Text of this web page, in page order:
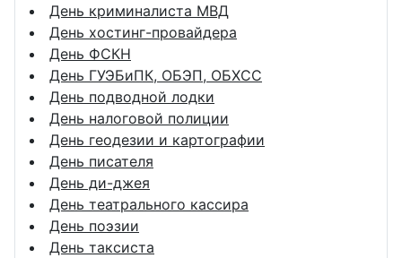
День криминалиста МВД
День хостинг-провайдера
День ФСКН
День ГУЭБиПК, ОБЭП, ОБХСС
День подводной лодки
День налоговой полиции
День геодезии и картографии
День писателя
День ди-джея
День театрального кассира
День поэзии
День таксиста